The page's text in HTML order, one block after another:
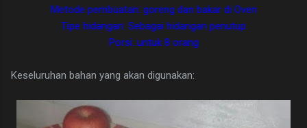
Metode pembuatan: goreng dan bakar di Oven
Tipe hidangan: Sebagai hidangan penutup
Porsi: untuk 8 orang
Keseluruhan bahan yang akan digunakan: